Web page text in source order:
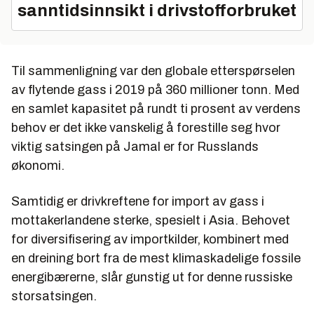
sanntidsinnsikt i drivstofforbruket
Til sammenligning var den globale etterspørselen
av flytende gass i 2019 på 360 millioner tonn. Med
en samlet kapasitet på rundt ti prosent av verdens
behov er det ikke vanskelig å forestille seg hvor
viktig satsingen på Jamal er for Russlands
økonomi.
Samtidig er drivkreftene for import av gass i
mottakerlandene sterke, spesielt i Asia. Behovet
for diversifisering av importkilder, kombinert med
en dreining bort fra de mest klimaskadelige fossile
energibærerne, slår gunstig ut for denne russiske
storsatsingen.